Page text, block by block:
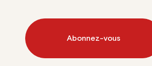
Abonnez-vous